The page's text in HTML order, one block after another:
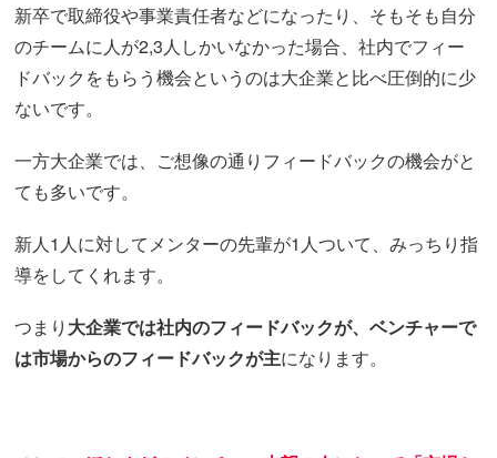
新卒で取締役や事業責任者などになったり、そもそも自分
のチームに人が2,3人しかいなかった場合、社内でフィー
ドバックをもらう機会というのは大企業と比べ圧倒的に少
ないです。
一方大企業では、ご想像の通りフィードバックの機会がと
ても多いです。
新人1人に対してメンターの先輩が1人ついて、みっちり指
導をしてくれます。
つまり 大企業では社内のフィードバックが、ベンチャーで
は市場からのフィードバックが主になります。